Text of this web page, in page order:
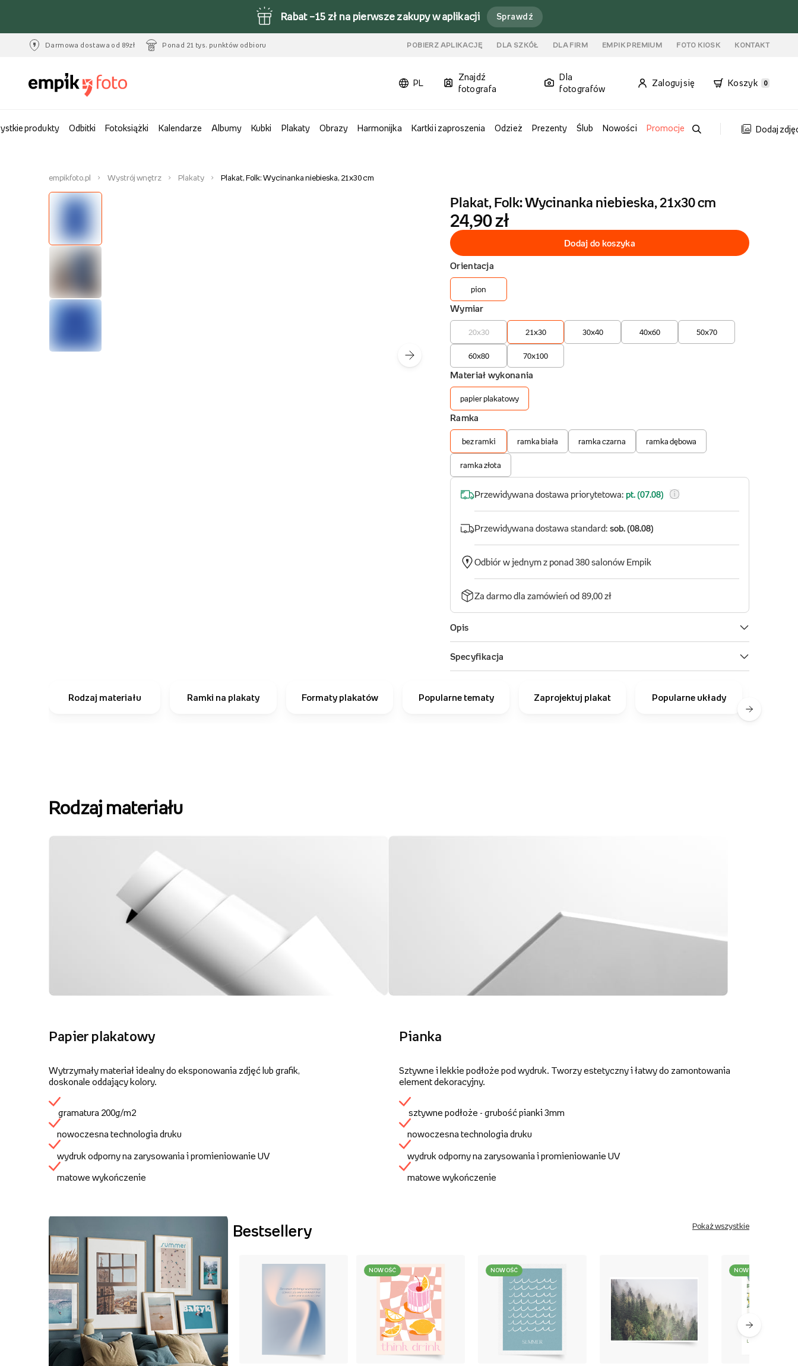
Rabat –15 zł na pierwsze zakupy w aplikacji Sprawdź
Darmowa dostawa od 89zł Ponad 21 tys. punktów odbioru POBIERZ APLIKACJĘ DLA SZKÓŁ DLA FIRM EMPIK PREMIUM FOTO KIOSK KONTAKT
PL
Znajdź
fotografa
Dla
fotografów
Zaloguj się Koszyk 0
produkty Odbitki Fotoksiążki Kalendarze Albumy Kubki Plakaty Obrazy Harmonijka Kartki i zaproszenia Odzież Prezenty Ślub Nowości Promocje Dodaj
empikfoto.pl Wystrój wnętrz Plakaty Plakat, Folk: Wycinanka niebieska, 21x30 cm
Rodzaj materiału Ramki na plakaty Formaty plakatów Popularne tematy Zaprojektuj plakat Popularne układy
Rodzaj materiału
Papier plakatowy
Wytrzymały materiał idealny do eksponowania zdjęć lub grafik,
doskonale oddający kolory.
gramatura 200g/m2
nowoczesna technologia druku
wydruk odporny na zarysowania i promieniowanie UV
matowe wykończenie
Pianka
Sztywne i lekkie podłoże pod wydruk. Tworzy estetyczny i łatwy do zamontowania
element dekoracyjny.
sztywne podłoże - grubość pianki 3mm
nowoczesna technologia druku
wydruk odporny na zarysowania i promieniowanie UV
matowe wykończenie
Bestsellery Pokaż wszystkie
NOWOŚĆ NOWOŚĆ NOWOŚĆ